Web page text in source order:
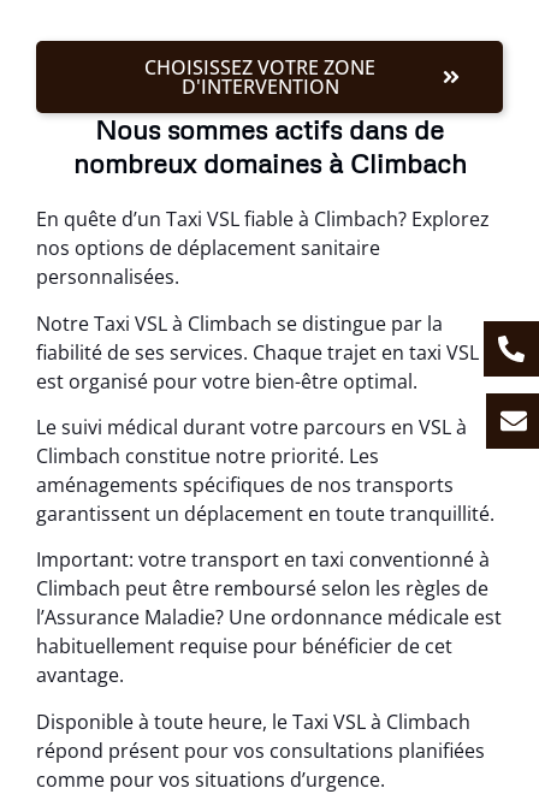
CHOISISSEZ VOTRE ZONE
D'INTERVENTION
Nous sommes actifs dans de
nombreux domaines à Climbach
En quête d’un Taxi VSL fiable à Climbach? Explorez
nos options de déplacement sanitaire
personnalisées.
Notre Taxi VSL à Climbach se distingue par la
fiabilité de ses services. Chaque trajet en taxi VSL
est organisé pour votre bien-être optimal.
Le suivi médical durant votre parcours en VSL à
Climbach constitue notre priorité. Les
aménagements spécifiques de nos transports
garantissent un déplacement en toute tranquillité.
Important: votre transport en taxi conventionné à
Climbach peut être remboursé selon les règles de
l’Assurance Maladie? Une ordonnance médicale est
habituellement requise pour bénéficier de cet
avantage.
Disponible à toute heure, le Taxi VSL à Climbach
répond présent pour vos consultations planifiées
comme pour vos situations d’urgence.